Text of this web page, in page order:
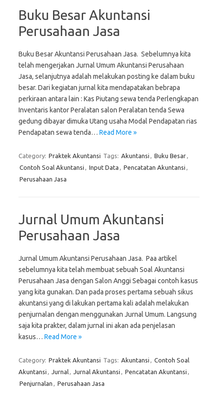
Buku Besar Akuntansi
Perusahaan Jasa
Buku Besar Akuntansi Perusahaan Jasa. Sebelumnya kita
telah mengerjakan Jurnal Umum Akuntansi Perusahaan
Jasa, selanjutnya adalah melakukan posting ke dalam buku
besar. Dari kegiatan jurnal kita mendapatakan bebrapa
perkiraan antara lain : Kas Piutang sewa tenda Perlengkapan
Inventaris kantor Peralatan salon Peralatan tenda Sewa
gedung dibayar dimuka Utang usaha Modal Pendapatan rias
Pendapatan sewa tenda… Read More »
Category: Praktek Akuntansi Tags: Akuntansi , Buku Besar,
Contoh Soal Akuntansi , Input Data , Pencatatan Akuntansi ,
Perusahaan Jasa
Jurnal Umum Akuntansi
Perusahaan Jasa
Jurnal Umum Akuntansi Perusahaan Jasa. Paa artikel
sebelumnya kita telah membuat sebuah Soal Akuntansi
Perusahaan Jasa dengan Salon Anggi Sebagai contoh kasus
yang kita gunakan. Dan pada proses pertama sebuah sikus
akuntansi yang di lakukan pertama kali adalah melakukan
penjurnalan dengan menggunakan Jurnal Umum. Langsung
saja kita prakter, dalam jurnal ini akan ada penjelasan
kasus… Read More »
Category: Praktek Akuntansi Tags: Akuntansi , Contoh Soal
Akuntansi , Jurnal, Jurnal Akuntansi , Pencatatan Akuntansi ,
Penjurnalan , Perusahaan Jasa